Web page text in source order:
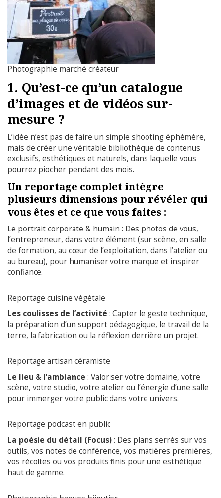
Photographie marché créateur
1. Qu’est-ce qu’un catalogue
d’images et de vidéos sur-
mesure ?
L’idée n’est pas de faire un simple shooting éphémère,
mais de créer une véritable bibliothèque de contenus
exclusifs, esthétiques et naturels, dans laquelle vous
pourrez piocher pendant des mois.
Un reportage complet intègre
plusieurs dimensions pour révéler qui
vous êtes et ce que vous faites :
Le portrait corporate & humain : Des photos de vous,
l’entrepreneur, dans votre élément (sur scène, en salle
de formation, au cœur de l’exploitation, dans l’atelier ou
au bureau), pour humaniser votre marque et inspirer
confiance.
Reportage cuisine végétale
Les coulisses de l’activité : Capter le geste technique,
la préparation d’un support pédagogique, le travail de la
terre, la fabrication ou la réflexion derrière un projet.
Reportage artisan céramiste
Le lieu & l’ambiance : Valoriser votre domaine, votre
scène, votre studio, votre atelier ou l’énergie d’une salle
pour immerger votre public dans votre univers.
Reportage podcast en public
La poésie du détail (Focus): Des plans serrés sur vos
outils, vos notes de conférence, vos matières premières,
vos récoltes ou vos produits finis pour une esthétique
haut de gamme.